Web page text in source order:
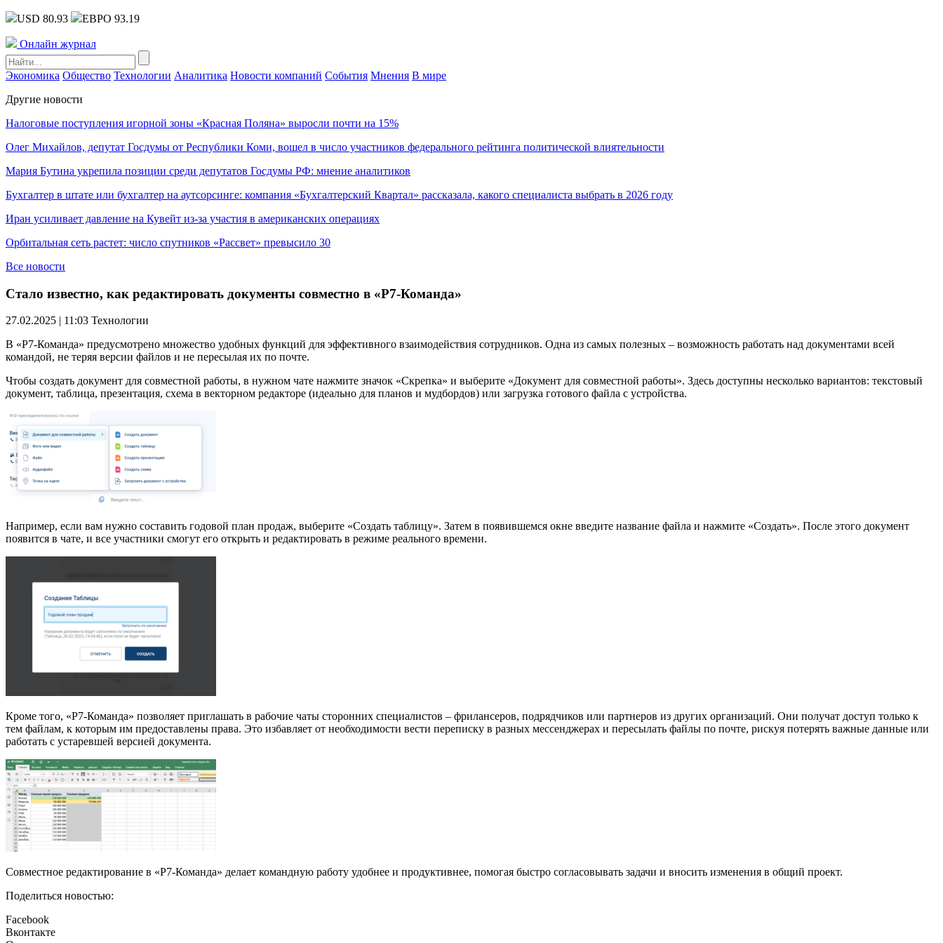
USD 80.93 ЕВРО 93.19
Онлайн журнал
Экономика Общество Технологии Аналитика Новости компаний События Мнения В мире
Другие новости
Налоговые поступления игорной зоны «Красная Поляна» выросли почти на 15%
Олег Михайлов, депутат Госдумы от Республики Коми, вошел в число участников федерального рейтинга политической влиятельности
Мария Бутина укрепила позиции среди депутатов Госдумы РФ: мнение аналитиков
Бухгалтер в штате или бухгалтер на аутсорсинге: компания «Бухгалтерский Квартал» рассказала, какого специалиста выбрать в 2026 году
Иран усиливает давление на Кувейт из-за участия в американских операциях
Орбитальная сеть растет: число спутников «Рассвет» превысило 30
Все новости
Стало известно, как редактировать документы совместно в «Р7-Команда»
27.02.2025 | 11:03 Технологии
В «Р7-Команда» предусмотрено множество удобных функций для эффективного взаимодействия сотрудников. Одна из самых полезных – возможность работать над документами всей
командой, не теряя версии файлов и не пересылая их по почте.
Чтобы создать документ для совместной работы, в нужном чате нажмите значок «Скрепка» и выберите «Документ для совместной работы». Здесь доступны несколько вариантов: текстовый
документ, таблица, презентация, схема в векторном редакторе (идеально для планов и мудбордов) или загрузка готового файла с устройства.
Например, если вам нужно составить годовой план продаж, выберите «Создать таблицу». Затем в появившемся окне введите название файла и нажмите «Создать». После этого документ
появится в чате, и все участники смогут его открыть и редактировать в режиме реального времени.
Кроме того, «Р7-Команда» позволяет приглашать в рабочие чаты сторонних специалистов – фрилансеров, подрядчиков или партнеров из других организаций. Они получат доступ только к
тем файлам, к которым им предоставлены права. Это избавляет от необходимости вести переписку в разных мессенджерах и пересылать файлы по почте, рискуя потерять важные данные или
работать с устаревшей версией документа.
Совместное редактирование в «Р7-Команда» делает командную работу удобнее и продуктивнее, помогая быстро согласовывать задачи и вносить изменения в общий проект.
Поделиться новостью:
Facebook
Вконтакте